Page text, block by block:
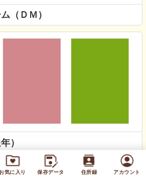
気に入り 保存データ 住所録 アカウント
（ＤＭ）
）